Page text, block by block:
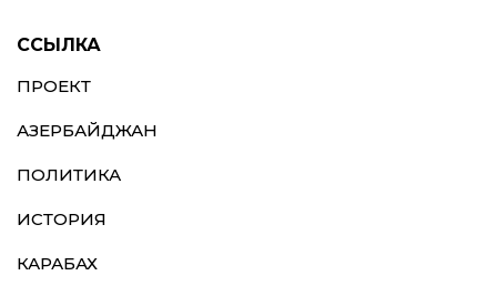
ССЫЛКА
ПРОЕКТ
АЗЕРБАЙДЖАН
ПОЛИТИКА
ИСТОРИЯ
КАРАБАХ